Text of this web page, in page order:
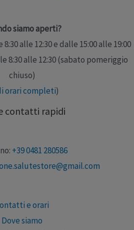
siamo aperti?
alle 12:30 e dalle 15:00 alle 19:00
8:30 alle 12:30 (sabato pomeriggio
chiuso)
orari completi)
contatti rapidi
+39 0481 280586
e orari
Dove siamo